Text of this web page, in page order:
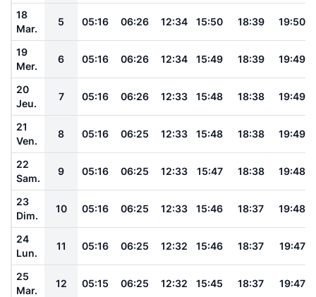
18
Mar.
5 05:16 06:26 12:34 15:50 18:39 19:50
19
Mer.
6 05:16 06:26 12:34 15:49 18:39 19:49
20
Jeu.
7 05:16 06:26 12:33 15:48 18:38 19:49
21
Ven.
8 05:16 06:25 12:33 15:48 18:38 19:49
22
Sam.
9 05:16 06:25 12:33 15:47 18:38 19:48
23
Dim.
10 05:16 06:25 12:33 15:46 18:37 19:48
24
Lun.
11 05:16 06:25 12:32 15:46 18:37 19:47
25
Mar.
12 05:15 06:25 12:32 15:45 18:37 19:47